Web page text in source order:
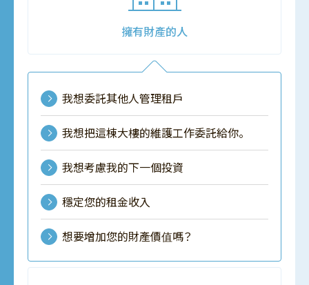
擁有財產的人
我想委託其他人管理租戶
我想把這棟大樓的維護工作委託給你。
我想考慮我的下一個投資
穩定您的租金收入
想要增加您的財產價值嗎？